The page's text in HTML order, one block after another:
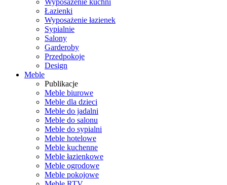
Wyposażenie kuchni
Łazienki
Wyposażenie łazienek
Sypialnie
Salony
Garderoby
Przedpokoje
Design
Meble
Publikacje
Meble biurowe
Meble dla dzieci
Meble do jadalni
Meble do salonu
Meble do sypialni
Meble hotelowe
Meble kuchenne
Meble łazienkowe
Meble ogrodowe
Meble pokojowe